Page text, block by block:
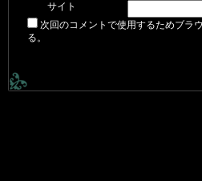
サイト
次回のコメントで使用するためブラ
る。